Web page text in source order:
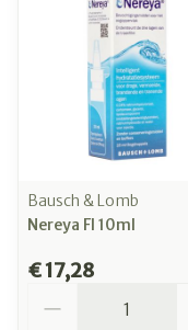
Bausch & Lomb
Nereya Fl 10ml
€ 17,28